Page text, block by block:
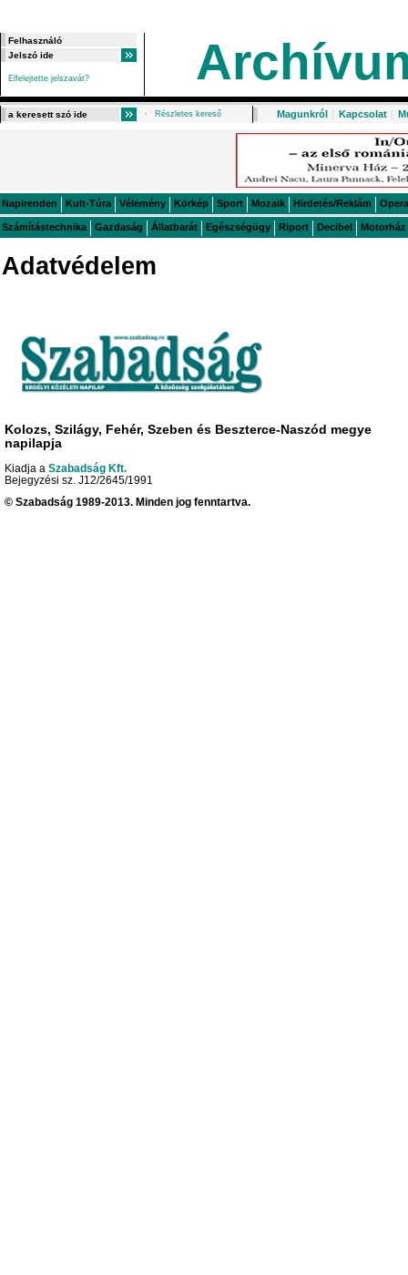
Elfelejtette jelszavát?
Részletes kereső Magunkról | Kapcsolat |
Napirenden Kult-Túra Vélemény Körkép Sport Mozaik Hirdetés/Reklám Opera
Számítástechnika Gazdaság Állatbarát Egészségügy Riport Decibel Motorház
Adatvédelem
Kolozs, Szilágy, Fehér, Szeben és Beszterce-Naszód megye
napilapja
Kiadja a Szabadság Kft.
Bejegyzési sz. J12/2645/1991
© Szabadság 1989-2013. Minden jog fenntartva.